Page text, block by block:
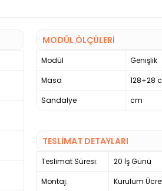
MODÜL ÖLÇÜLERİ
Modül Genişlik
Masa
128+28
Sandalye
cm
TESLİMAT DETAYLARI
Teslimat Süresi:
20 İş Günü
Montaj:
Kurulum